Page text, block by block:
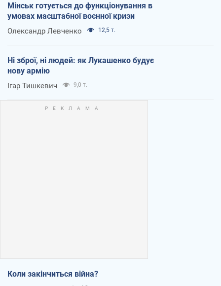
Мінськ готується до функціонування в
умовах масштабної воєнної кризи
Олександр Левченко 12,5 т.
Ні зброї, ні людей: як Лукашенко будує
нову армію
Ігар Тишкевич 9,0 т.
Коли закінчиться війна?